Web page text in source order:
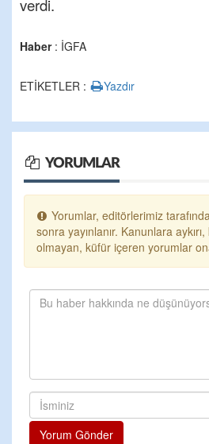
verdi.
Haber: İGFA
ETİKETLER : Yazdır
YORUMLAR
Yorumlar, editörlerimiz
sonra yayınlanır. Kanunlara
olmayan, küfür içeren yorumlar
Yorum Gönder